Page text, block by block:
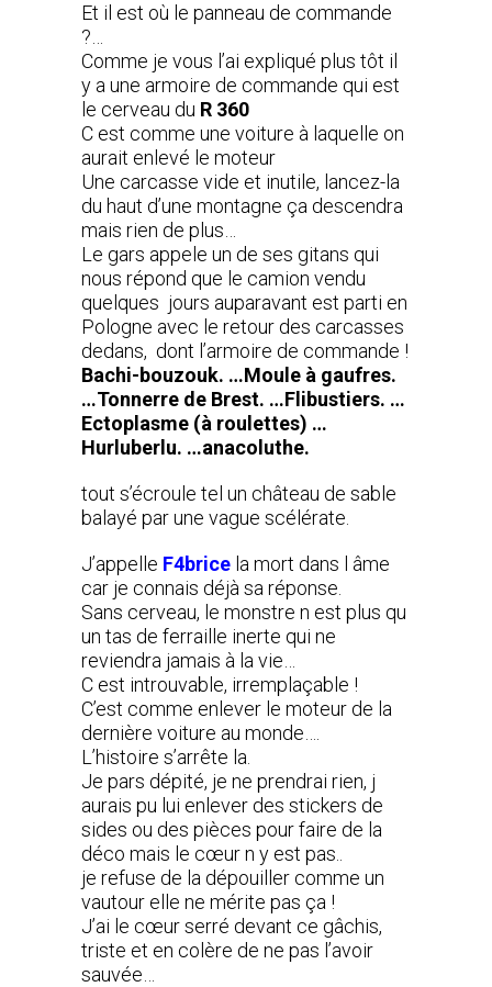
Et il est où le panneau de commande
?…
Comme je vous l’ai expliqué plus tôt il
y a une armoire de commande qui est
le cerveau du R 360
C est comme une voiture à laquelle on
aurait enlevé le moteur
Une carcasse vide et inutile, lancez-la
du haut d’une montagne ça descendra
mais rien de plus…
Le gars appele un de ses gitans qui
nous répond que le camion vendu
quelques jours auparavant est parti en
Pologne avec le retour des carcasses
dedans, dont l’armoire de commande !
Bachi-bouzouk. …Moule à gaufres.
…Tonnerre de Brest. …Flibustiers. …
Ectoplasme (à roulettes) …
Hurluberlu. …anacoluthe.
tout s’écroule tel un château de sable
balayé par une vague scélérate.
J’appelle F4brice la mort dans l âme
car je connais déjà sa réponse.
Sans cerveau, le monstre n est plus qu
un tas de ferraille inerte qui ne
reviendra jamais à la vie…
C est introuvable, irremplaçable !
C’est comme enlever le moteur de la
dernière voiture au monde….
L’histoire s’arrête la.
Je pars dépité, je ne prendrai rien, j
aurais pu lui enlever des stickers de
sides ou des pièces pour faire de la
déco mais le cœur n y est pas..
je refuse de la dépouiller comme un
vautour elle ne mérite pas ça !
J’ai le cœur serré devant ce gâchis,
triste et en colère de ne pas l’avoir
sauvée…